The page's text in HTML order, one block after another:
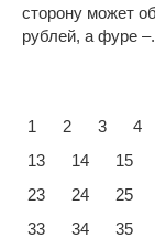
сторону может
рублей, а фуре
1 2 3 4
13
14 15
23
24 25
33
34 35